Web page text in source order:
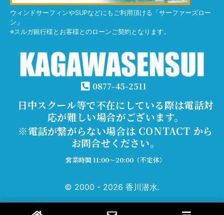
ウィンドサーフィンやSUPなどにもご利用頂ける「サーファーズロー
ン」
※スルガ銀行様とお客様とのローンご契約となります。
0877-45-2511
日中スクール等で不在にしている際は電話対
応が難しい場合がございます。
※電話が繋がらない場合は CONTACT から
お問合せください。
営業時間 11:00～20:00（不定休）
© 2000 - 2026 香川潜水.